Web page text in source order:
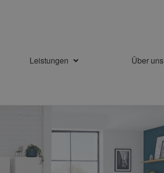
Leistungen Über uns